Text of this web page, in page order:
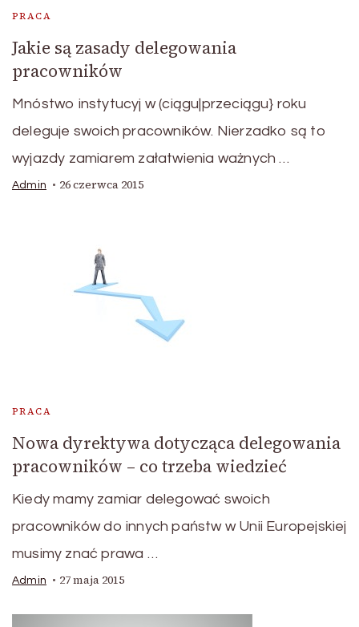
PRACA
Jakie są zasady delegowania
pracowników
Mnóstwo instytucyj w (ciągu|przeciągu} roku
deleguje swoich pracowników. Nierzadko są to
wyjazdy zamiarem załatwienia ważnych …
Admin 26 czerwca 2015
PRACA
Nowa dyrektywa dotycząca delegowania
pracowników – co trzeba wiedzieć
Kiedy mamy zamiar delegować swoich
pracowników do innych państw w Unii Europejskiej
musimy znać prawa …
Admin 27 maja 2015